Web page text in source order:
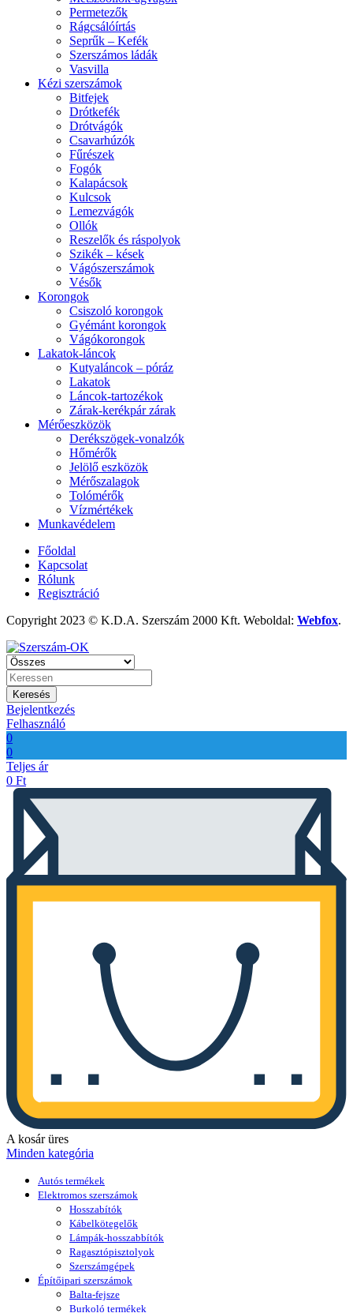
Permetezők
Rágcsálóírtás
Seprűk – Kefék
Szerszámos ládák
Vasvilla
Kézi szerszámok
Bitfejek
Drótkefék
Drótvágók
Csavarhúzók
Fűrészek
Fogók
Kalapácsok
Kulcsok
Lemezvágók
Ollók
Reszelők és ráspolyok
Szikék – kések
Vágószerszámok
Vésők
Korongok
Csiszoló korongok
Gyémánt korongok
Vágókorongok
Lakatok-láncok
Kutyaláncok – póráz
Lakatok
Láncok-tartozékok
Zárak-kerékpár zárak
Mérőeszközök
Derékszögek-vonalzók
Hőmérők
Jelölő eszközök
Mérőszalagok
Tolómérők
Vízmértékek
Munkavédelem
Főoldal
Kapcsolat
Rólunk
Regisztráció
Copyright 2023 © K.D.A. Szerszám 2000 Kft. Weboldal: Webfox.
Keresés
Bejelentkezés
Felhasználó
0
0
Teljes ár
0 Ft
A kosár üres
Minden kategória
Autós termékek
Elektromos szerszámok
Hosszabítók
Kábelkötegelők
Lámpák-hosszabbítók
Ragasztópisztolyok
Szerszámgépek
Építőipari szerszámok
Balta-fejsze
Burkoló termékek